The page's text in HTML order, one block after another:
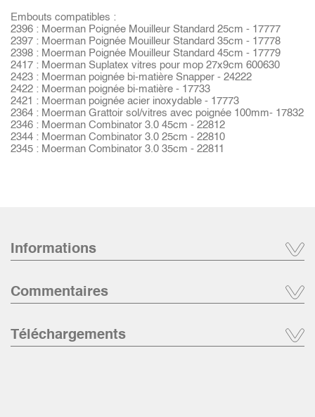
Embouts compatibles :
2396 : Moerman Poignée Mouilleur Standard 25cm - 17777
2397 : Moerman Poignée Mouilleur Standard 35cm - 17778
2398 : Moerman Poignée Mouilleur Standard 45cm - 17779
2417 : Moerman Suplatex vitres pour mop 27x9cm 600630
2423 : Moerman poignée bi-matière Snapper - 24222
2422 : Moerman poignée bi-matière - 17733
2421 : Moerman poignée acier inoxydable - 17773
2364 : Moerman Grattoir sol/vitres avec poignée 100mm- 17832
2346 : Moerman Combinator 3.0 45cm - 22812
2344 : Moerman Combinator 3.0 25cm - 22810
2345 : Moerman Combinator 3.0 35cm - 22811
Informations
Commentaires
Téléchargements